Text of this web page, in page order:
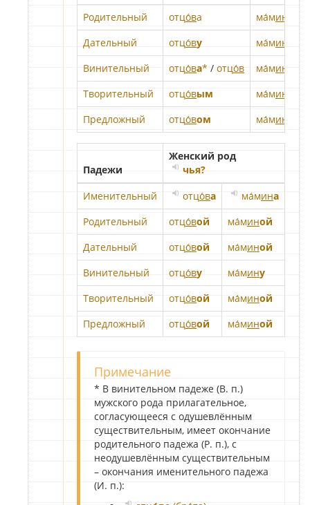
Родительный
отцо́ва ма́мин
Дательный
отцо́ву ма́мин
Винительный
отцо́ва* / отцо́в ма́мин ого
Творительный
отцо́вым ма́мин
ым
Предложный
отцо́вом ма́мин ом
Падежи
Женский род
чья?
Именительный
отцо́ва ма́мина
Родительный
отцо́вой ма́миной отц
Дательный
отцо́вой ма́миной отц
Винительный
отцо́ву ма́мину отц
Творительный
отцо́вой ма́миной отц
Предложный
отцо́вой ма́миной отц
Примечание
* В винительном падеже (В. п.)
мужского рода прилагательное,
согласующееся с одушевлённым
существительным, имеет окончание
родительного падежа (Р. п.), с
неодушевлённым существительным
– окончания именительного падежа
(И. п.):